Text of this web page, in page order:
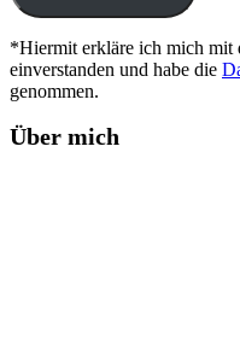
*Hiermit erkläre ich mich mit
einverstanden und habe die
genommen.
Über mich